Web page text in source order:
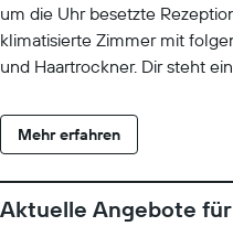
um die Uhr besetzte
klimatisierte Zimmer mit
und Haartrockner. Dir steht
Duschwannen sowie
elektronisch betriebenem
aufgeführten
in der Nähe angeboten. Es
Mehr erfahren
Aktuelle Angebote